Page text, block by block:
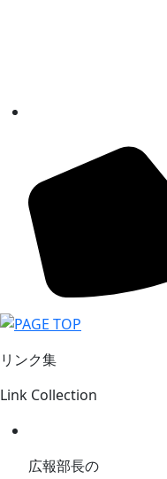
リンク集
Link Collection
広報部長の